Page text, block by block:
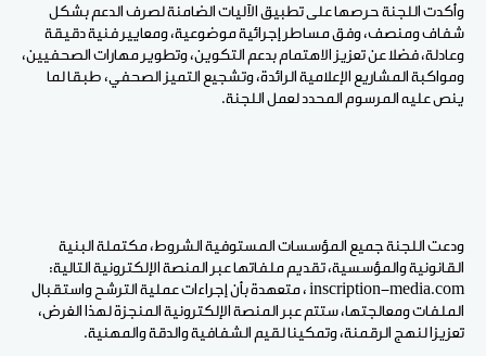
وأكدت اللجنة حرصها على تطبيق الآليات الضامنة لصرف الدعم بشكل
شفاف ومنصف، وفق مساطر إجرائية موضوعية، ومعايير فنية دقيقة
وعادلة، فضلا عن تعزيز الاهتمام بدعم التكوين، وتطوير مهارات الصحفيين،
ومواكبة المشاريع الإعلامية الرائدة، وتشجيع التميز الصحفي، طبقا لما
ينص عليه المرسوم المحدد لعمل اللجنة.
ودعت اللجنة جميع المؤسسات المستوفية الشروط، مكتملة البنية
القانونية والمؤسسية، تقديم ملفاتها عبر المنصة الإلكترونية التالية:
inscription-media.com ، متعهدة بأن إجراءات عملية الترشح واستقبال
الملفات ومعالجتها، ستتم عبر المنصة الإلكترونية المنجزة لهذا الغرض،
تعزيزا لنهج الرقمنة، وتمكينا لقيم الشفافية والدقة والمهنية.